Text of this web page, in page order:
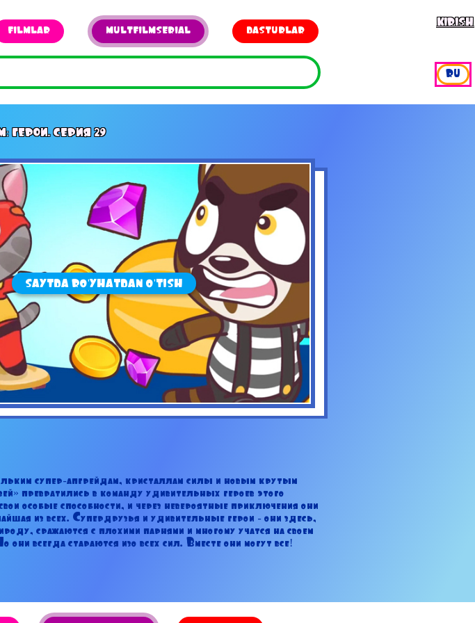
FILMLAR MULTFILMSERIAL DASTURLAR
KIRISH
RU
ГЕРОИ. СЕРИЯ 29
SAYTDA RO'YHATDAN O'TISH
супер-апгрейдам, кристаллам силы и новым крутым
превратились в команду удивительных героев этого
особые способности, и через невероятные приключения они
из всех. Супердрузья и удивительные герои - они здесь,
сражаются с плохими парнями и многому учатся на своем
всегда стараются изо всех сил. Вместе они могут все!